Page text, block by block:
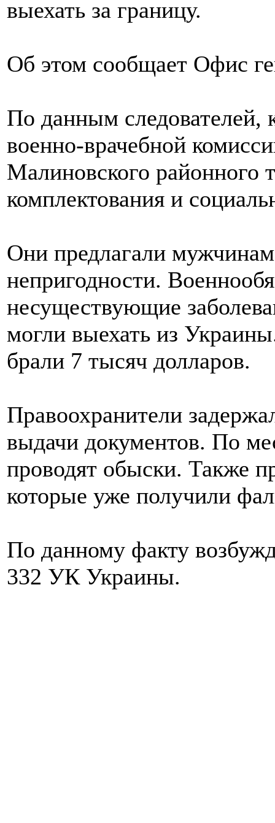
выехать за границу.
Об этом сообщает Офис
По данным следователей,
военно-врачебной
Малиновского районного
комплектования и
Они предлагали
непригодности.
несуществующие
могли выехать из
брали 7 тысяч долларов.
Правоохранители
выдачи документов. По
проводят обыски. Также
которые уже получили
По данному факту
332 УК Украины.